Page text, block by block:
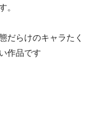
。
だらけのキャラたく
作品です